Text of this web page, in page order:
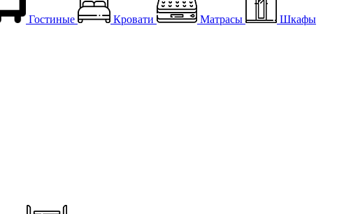
Гостиные Кровати Матрасы Шкафы